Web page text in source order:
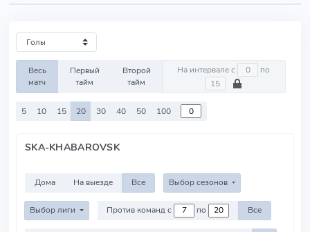
Весь
матч
Первый
тайм
Второй
тайм
На интервале с по
5 10 15 20 30 40 50 100
SKA-KHABAROVSK
Дома На выезде Все Выбор сезонов
Выбор лиги Против команд с по Все